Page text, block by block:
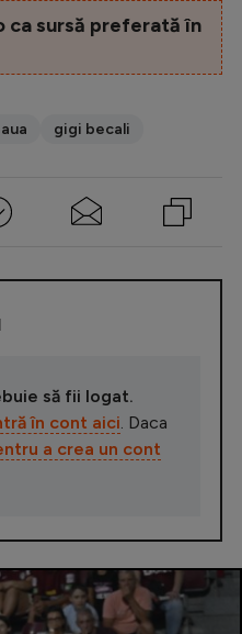
ca sursă preferată în
gigi becali
să fii logat.
în cont aici . Daca
a crea un cont